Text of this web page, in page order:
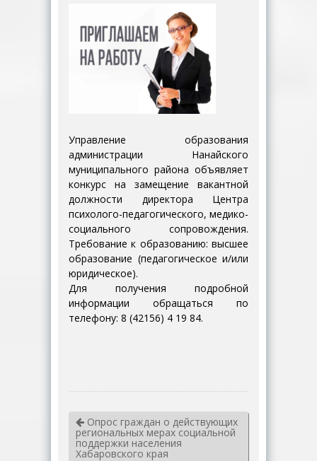
Управление образования
администрации Нанайского
муниципального района объявляет
конкурс на замещение вакантной
должности директора Центра
психолого-педагогического, медико-
социального сопровождения.
Требование к образованию: высшее
образование (педагогическое и/или
юридическое).
Для получения подробной
информации обращаться по
телефону: 8 (42156) 4 19 84.
Опрос граждан о действующих
региональных мерах социальной
поддержки населения
Хабаровского края